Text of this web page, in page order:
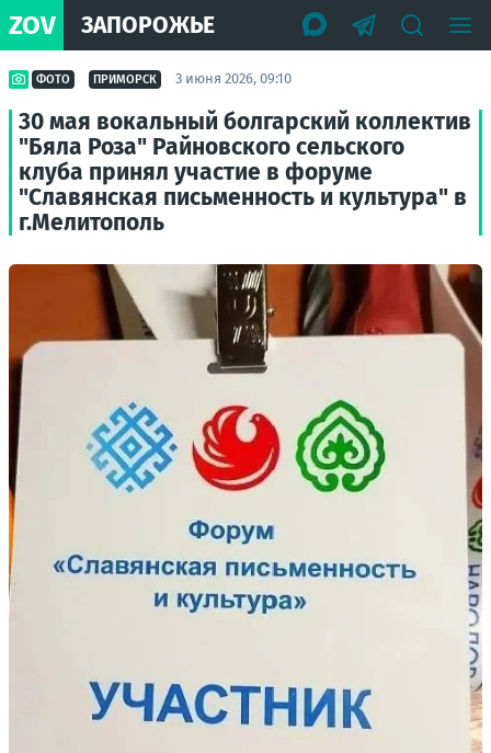
ZOV ЗАПОРОЖЬЕ
ФОТО ПРИМОРСК 3 июня 2026, 09:10
30 мая вокальный болгарский коллектив
"Бяла Роза" Райновского сельского
клуба принял участие в форуме
"Славянская письменность и культура" в
г.Мелитополь